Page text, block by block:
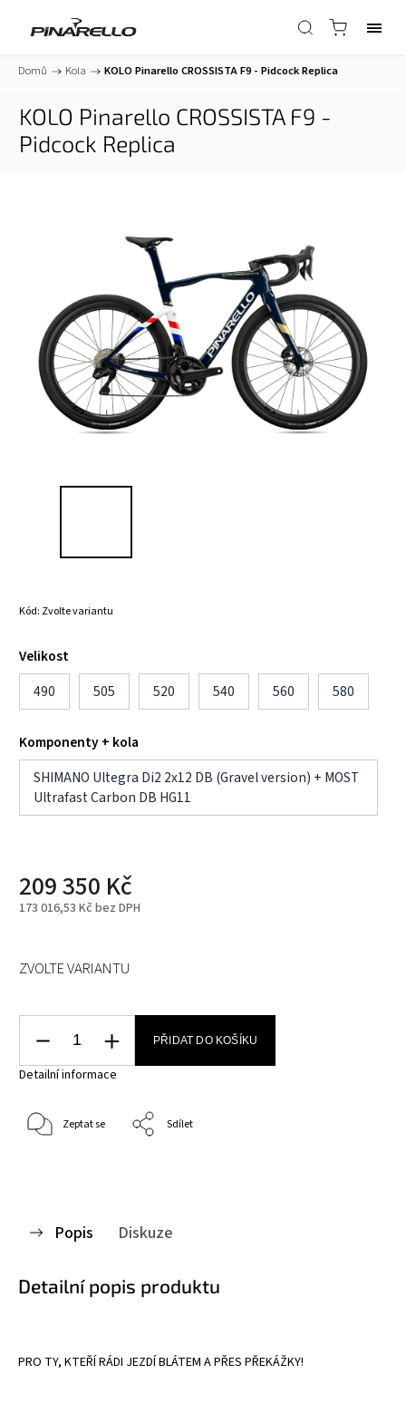
Domů / Kola / KOLO Pinarello CROSSISTA F9 - Pidcock Replica
KOLO Pinarello CROSSISTA F9 -
Pidcock Replica
Kód: Zvolte variantu
Velikost
490
505 520 540 560 580
Komponenty + kola
SHIMANO Ultegra Di2 2x12 DB (Gravel version) + MOST
Ultrafast Carbon DB HG11
209 350 Kč
173 016,53 Kč bez DPH
ZVOLTE VARIANTU
PŘIDAT DO KOŠÍKU
Detailní informace
Zeptat se Sdílet
Popis Diskuze
Detailní popis produktu
PRO TY, KTEŘÍ RÁDI JEZDÍ BLÁTEM A PŘES PŘEKÁŽKY!